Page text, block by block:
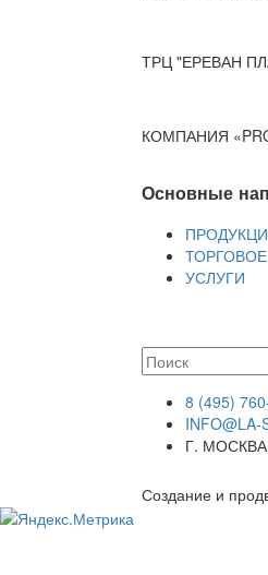
ТРЦ "ЕРЕВАН
КОМПАНИЯ
Основные
УСЛУГИ
8 (495)
INFO@LA-
Г.
Создание и